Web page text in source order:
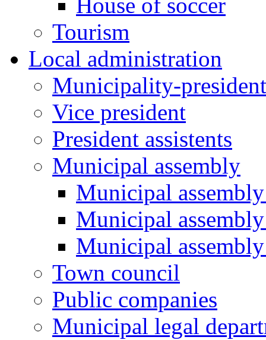
Tourism
Local administration
Municipality-president
Vice president
President assistents
Municipal assembly
Municipal
Municipal
Municipal
Town council
Public companies
Municipal legal